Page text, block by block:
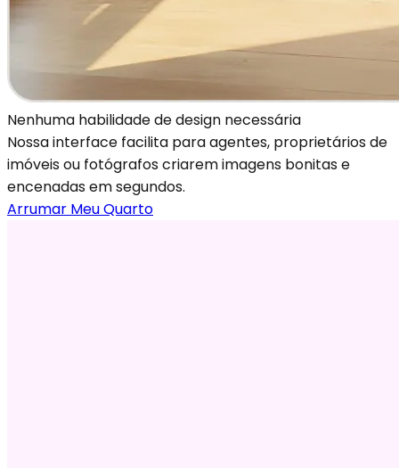
Nenhuma habilidade de design necessária
Nossa interface facilita para agentes, proprietários de
imóveis ou fotógrafos criarem imagens bonitas e
encenadas em segundos.
Arrumar Meu Quarto